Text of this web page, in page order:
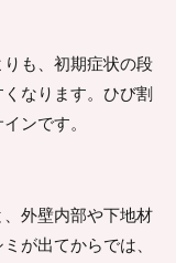
も、初期症状の段
なります。ひび割
ンです。
外壁内部や下地材
が出てからでは、